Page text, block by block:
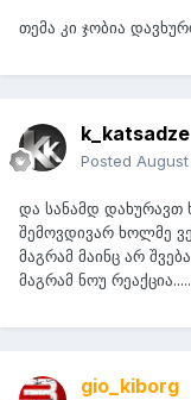
თემა კი ჯობია
k_katsadze
Posted
და სანამდ დახურავთ
შემოვდივარ ხოლმე
მაგრამ მაინც არ
მაგრამ ნოუ
gio_kiborg